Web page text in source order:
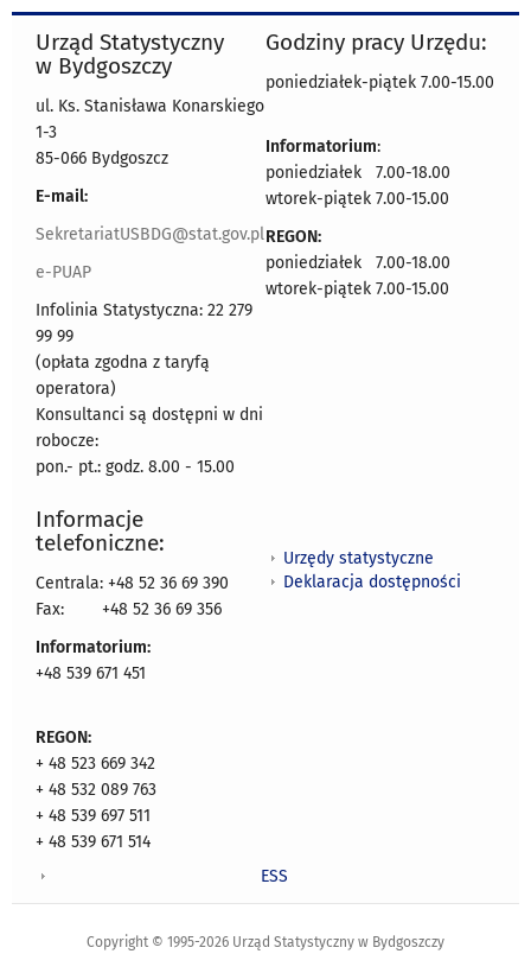
Urząd Statystyczny
w Bydgoszczy
ul. Ks. Stanisława Konarskiego
1-3
85-066 Bydgoszcz
E-mail:
SekretariatUSBDG@stat.gov.pl
e-PUAP
Infolinia Statystyczna: 22 279
99 99
(opłata zgodna z taryfą
operatora)
Konsultanci są dostępni w dni
robocze:
pon.- pt.: godz. 8.00 - 15.00
Godziny pracy Urzędu:
poniedziałek-piątek 7.00-15.00
Informatorium:
poniedziałek 7.00-18.00
wtorek-piątek 7.00-15.00
REGON:
poniedziałek 7.00-18.00
wtorek-piątek 7.00-15.00
Informacje
telefoniczne:
Centrala: +48 52 36 69 390
Fax:
+48 52 36 69 356
Informatorium:
+48 539 671 451
REGON:
+ 48 523 669 342
+ 48 532 089 763
+ 48 539 697 511
+ 48 539 671 514
Urzędy statystyczne
Deklaracja dostępności
ESS
Copyright © 1995-2026 Urząd Statystyczny w Bydgoszczy